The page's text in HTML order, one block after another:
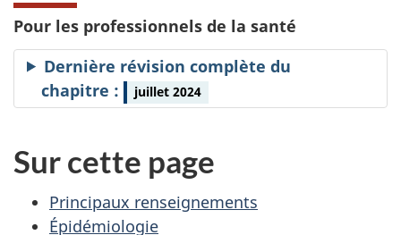
Pour les professionnels de la santé
Dernière révision complète du
chapitre :
juillet 2024
Sur cette page
Principaux renseignements
Épidémiologie